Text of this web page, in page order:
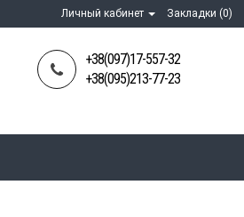
Личный кабинет Закладки (0)
+38(097)17-557-32
+38(095)213-77-23